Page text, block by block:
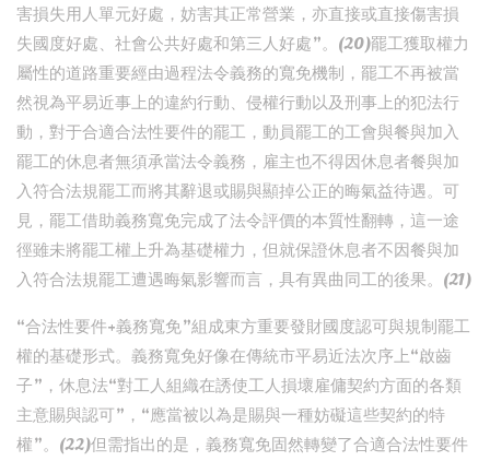
害損失用人單元好處，妨害其正常營業，亦直接或直接傷害損
失國度好處、社會公共好處和第三人好處”。(20)罷工獲取權力
屬性的道路重要經由過程法令義務的寬免機制，罷工不再被當
然視為平易近事上的違約行動、侵權行動以及刑事上的犯法行
動，對于合適合法性要件的罷工，動員罷工的工會與餐與加入
罷工的休息者無須承當法令義務，雇主也不得因休息者餐與加
入符合法規罷工而將其辭退或賜與顯掉公正的晦氣益待遇。可
見，罷工借助義務寬免完成了法令評價的本質性翻轉，這一途
徑雖未將罷工權上升為基礎權力，但就保證休息者不因餐與加
入符合法規罷工遭遇晦氣影響而言，具有異曲同工的後果。(21)
“合法性要件+義務寬免”組成東方重要發財國度認可與規制罷工
權的基礎形式。義務寬免好像在傳統市平易近法次序上“啟齒
子”，休息法“對工人組織在誘使工人損壞雇傭契約方面的各類
主意賜與認可”，“應當被以為是賜與一種妨礙這些契約的特
權”。(22)但需指出的是，義務寬免固然轉變了合適合法性要件